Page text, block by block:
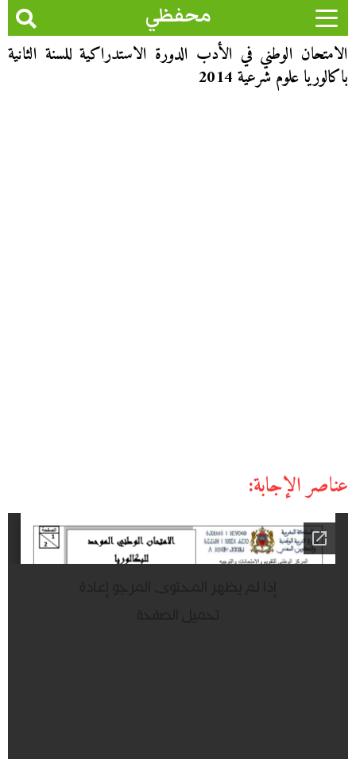
محفظي
الامتحان الوطني في الأدب الدورة الاستدراكية للسنة الثانية
باكالوريا علوم شرعية 2014
عناصر الإجابة: